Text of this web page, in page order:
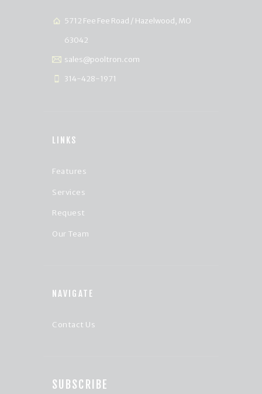
5712 Fee Fee Road / Hazelwood, MO
63042
sales@pooltron.com
314-428-1971
LINKS
Features
Services
Request
Our Team
NAVIGATE
Contact Us
SUBSCRIBE